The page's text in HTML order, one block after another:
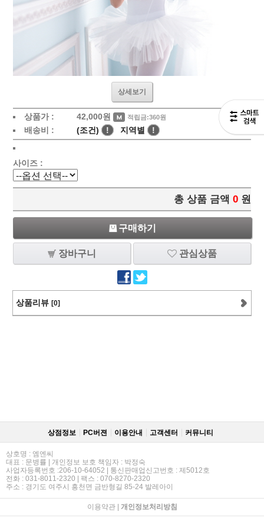
상세보기
상품가 : 42,000원 적립금:360원
배송비 : (조건) ! 지역별 !
사이즈 :
총 상품 금액 0 원
구매하기
장바구니 관심상품
상품리뷰 [0]
상점정보 PC버젼 이용안내 고객센터 커뮤니티
상호명 : 엠엔씨
대표 : 문병률 | 개인정보 보호 책임자 : 박정숙
사업자등록번호 :206-10-64052 | 통신판매업신고번호 : 제5012호
전화 : 031-8011-2320 | 팩스 : 070-8270-2320
주소 : 경기도 여주시 흥천면 금반형길 85-24 발레아이
이용약관| 개인정보처리방침